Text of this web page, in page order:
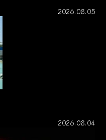
2026.08.05
2026.08.04